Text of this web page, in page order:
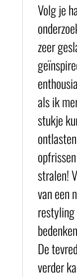
Volg je
zeer
als ik
stukje
stralen!
van een
De
verder